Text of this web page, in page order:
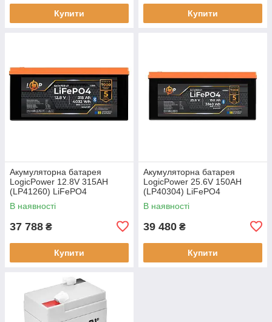
Купити Купити
Акумуляторна батарея
LogicPower 12.8V 315AH
(LP41260) LiFePO4
В наявності
37 788 ₴
Купити
Акумуляторна батарея
LogicPower 25.6V 150AH
(LP40304) LiFePO4
В наявності
39 480 ₴
Купити